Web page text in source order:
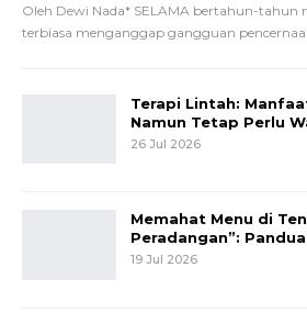
Oleh Dewi Nada* SELAMA bertahun-tahun
terbiasa menganggap gangguan
Terapi Lintah:
Namun Tetap Perlu
26 Jul 2026
Memahat Menu di
Peradangan”:
19 Jul 2026